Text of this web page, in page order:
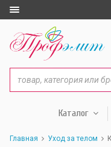
Каталог
Главная Уход за телом